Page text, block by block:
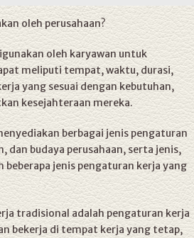
oleh perusahaan?
oleh karyawan untuk
meliputi tempat, waktu, durasi,
yang sesuai dengan kebutuhan,
kesejahteraan mereka.
berbagai jenis pengaturan
dan budaya perusahaan, serta jenis,
jenis pengaturan kerja yang
tradisional adalah pengaturan kerja
bekerja di tempat kerja yang tetap,